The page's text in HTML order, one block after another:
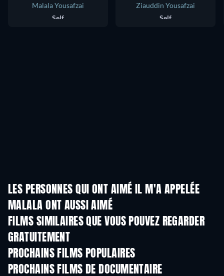
Malala Yousafzai
Self
Ziauddin Yousafzai
Self
LES PERSONNES QUI ONT AIMÉ IL M'A APPELÉE
MALALA ONT AUSSI AIMÉ
FILMS SIMILAIRES QUE VOUS POUVEZ REGARDER
GRATUITEMENT
PROCHAINS FILMS POPULAIRES
PROCHAINS FILMS DE DOCUMENTAIRE